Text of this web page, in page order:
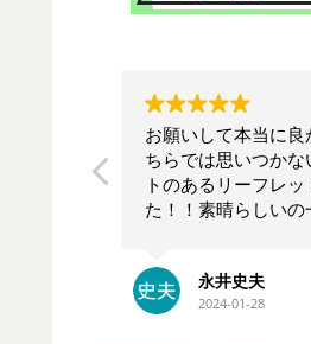
お願いして本当に
ちらでは思いつか
トのあるリーフレ
た！！素晴らしい
永井史夫
2024-01-28